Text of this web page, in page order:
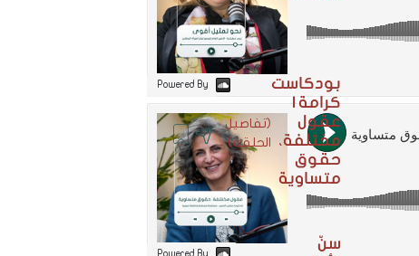
Powered By
بودكاست
كرامة |
عقول
مختلفة،
حقوق
متساوية
(تفاصيل
الحلقة)
Powered By
سنّ